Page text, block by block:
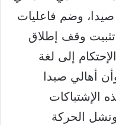
وضم فاعليات
وقف إطلاق
إلى لغة
أهالي صيدا
الإشتباكات
وتشل الحركة